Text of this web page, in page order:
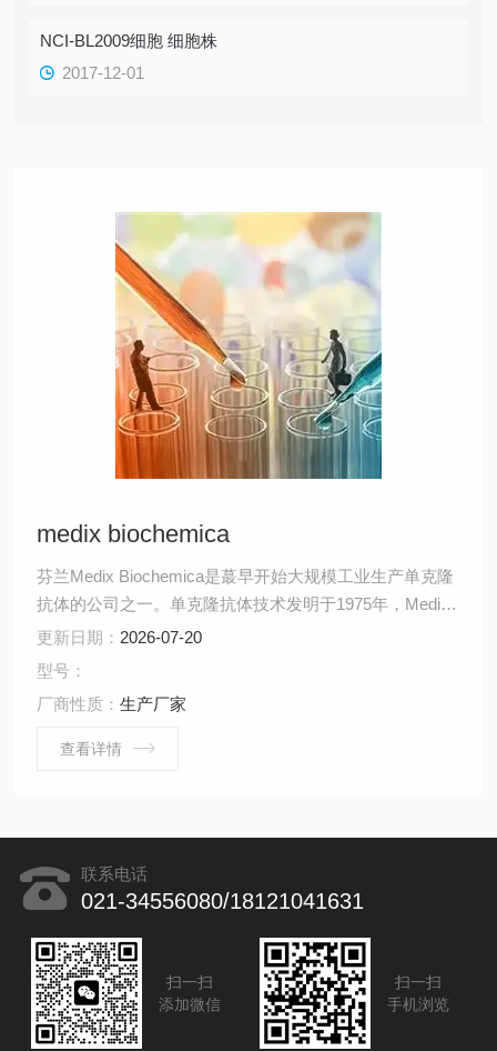
NCI-BL2009细胞 细胞株
2017-12-01
medix biochemica
芬兰Medix Biochemica是蕞早开始大规模工业生产单克隆
抗体的公司之一。单克隆抗体技术发明于1975年，Medix
biochemica于1978年首先将其应用于工业规模生产。
更新日期： 2026-07-20
型号：
厂商性质：生产厂家
查看详情
联系电话
021-34556080/18121041631
扫一扫
添加微信
扫一扫
手机浏览